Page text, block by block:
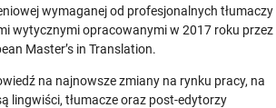
wymaganej od profesjonalnych tłumaczy
wytycznymi opracowanymi w 2017 roku przez
Master’s in Translation.
na najnowsze zmiany na rynku pracy, na
lingwiści, tłumacze oraz post-edytorzy